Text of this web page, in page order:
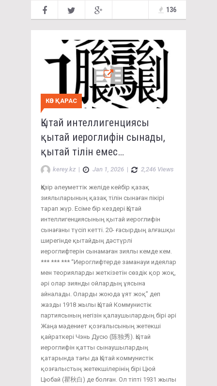
136
КӨЗ ҚАРАС
Қытай интеллигенциясы
қытай иероглифін сынады,
қытай тілін емес…
kerey.kz | Jan 1, 2026 | 2,246 Views
Қазір әлеуметтік желіде кейбір қазақ
зиялыларының қазақ тілін сынаған пікірі
тарап жүр. Есіме бір кездері Қытай
интеллигенциясының қытай иероглифін
сынағаны түсіп кетті. 20- ғасырдың алғашқы
ширегінде қытайдың дәстүрлі
иероглифтерін сынамаған зиялы кемде кем.
*** *** *** “Иероглифтерде заманауи идеялар
мен теорияларды жеткізетін сөздік қор жоқ,
әрі олар зиянды ойлардың ұясына
айналады. Оларды жоюда ұят жоқ” деп
жазды 1918 жылы Қытай Коммунистік
партиясының негізін қалаушылардың бірі әрі
Жаңа мәдениет қозғалысының жетекші
қайраткері Чэнь Дусю (陈独秀). Қытай
иероглифін қатты сынаушылардың
қатарында тағы да Қытай коммунистік
қозғалыстың жетекшілерінің бірі Цюй
Цюбай (瞿秋白) де болған. Ол тіпті 1931 жылы